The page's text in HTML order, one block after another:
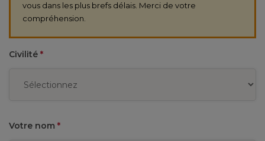
vous dans les plus brefs délais. Merci de votre
compréhension.
Civilité *
Votre nom *